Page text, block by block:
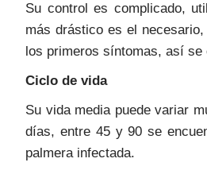
Su control es complicado,
más drástico es el
los primeros síntomas, así se
Ciclo de vida
Su vida media puede variar
días, entre 45 y 90 se
palmera infectada.